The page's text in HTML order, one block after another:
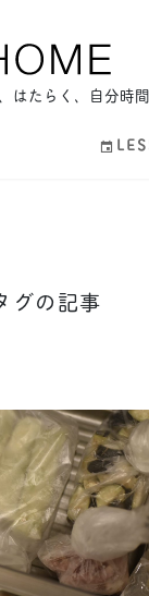
はたらく、自分時間
グの記事